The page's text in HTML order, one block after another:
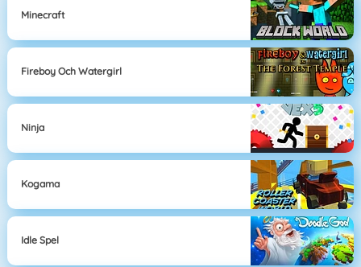
Minecraft
Fireboy Och Watergirl
Ninja
Kogama
Idle Spel